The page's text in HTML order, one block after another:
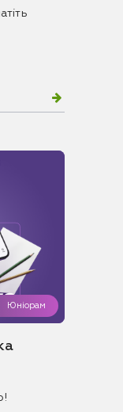
Юніорам